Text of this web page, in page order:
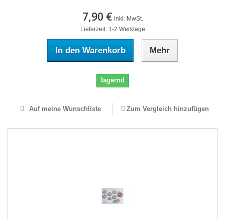
7,90 € inkl. MwSt.
Lieferzeit: 1-2 Werktage
In den Warenkorb Mehr
lagernd
Auf meine Wunschliste Zum Vergleich hinzufügen